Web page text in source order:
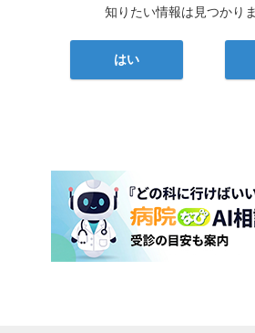
知りたい情報は見つかり
はい